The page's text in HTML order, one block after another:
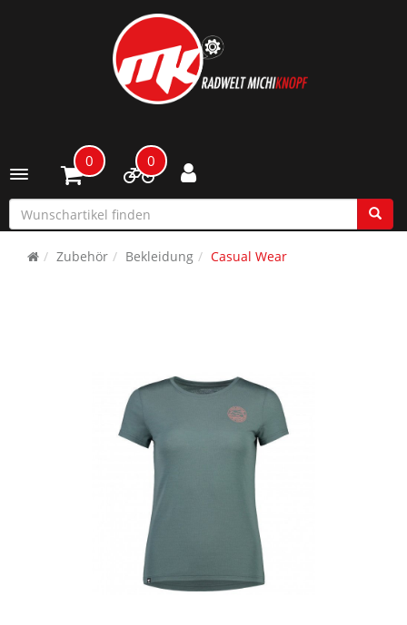
Toggle navigation
0 0
Zubehör Bekleidung Casual Wear